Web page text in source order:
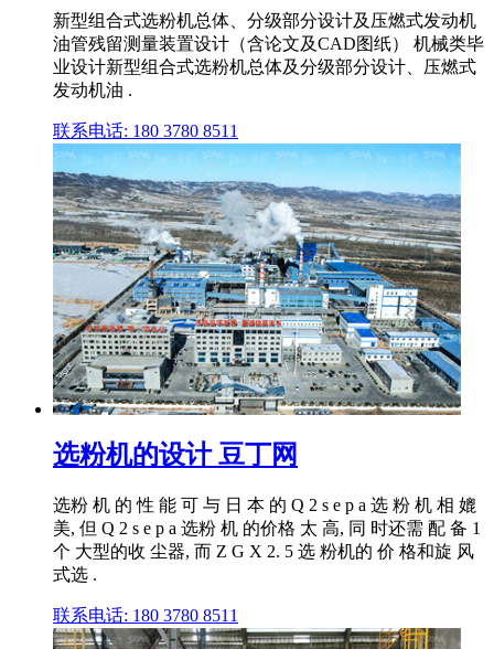
新型组合式选粉机总体、分级部分设计及压燃式发动机
油管残留测量装置设计（含论文及CAD图纸） 机械类毕
业设计新型组合式选粉机总体及分级部分设计、压燃式
发动机油 .
联系电话: 180 3780 8511
选粉机的设计 豆丁网
选粉 机 的 性 能 可 与 日 本 的 Q 2 s e p a 选 粉 机 相 媲
美, 但 Q 2 s e p a 选粉 机 的价格 太 高, 同 时还需 配 备 1
个 大型的收 尘器, 而 Z G X 2. 5 选 粉机的 价 格和旋 风
式选 .
联系电话: 180 3780 8511